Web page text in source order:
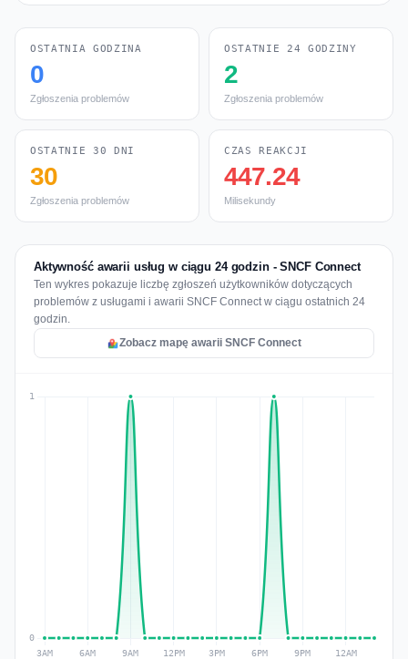
OSTATNIA GODZINA
0
Zgłoszenia problemów
OSTATNIE 24 GODZINY
2
Zgłoszenia problemów
OSTATNIE 30 DNI
30
Zgłoszenia problemów
CZAS REAKCJI
447.24
Milisekundy
Aktywność awarii usług w ciągu 24 godzin - SNCF Connect
Ten wykres pokazuje liczbę zgłoszeń użytkowników dotyczących
problemów z usługami i awarii SNCF Connect w ciągu ostatnich 24
godzin.
Zobacz mapę awarii SNCF Connect